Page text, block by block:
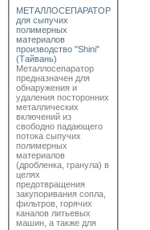
МЕТАЛЛОСЕПАРАТОР
для сыпучих
полимерных
материалов
производство "Shini"
(Тайвань)
Металлосепаратор
предназначен для
обнаружения и
удаления посторонних
металлических
включений из
свободно падающего
потока сыпучих
полимерных
материалов
(дробленка, гранула) в
целях
предотвращения
закупоривания сопла,
фильтров, горячих
каналов литьевых
машин, а также для